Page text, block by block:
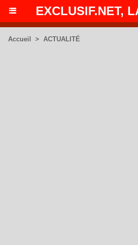
EXCLUSIF.NET,
Accueil > ACTUALITÉ